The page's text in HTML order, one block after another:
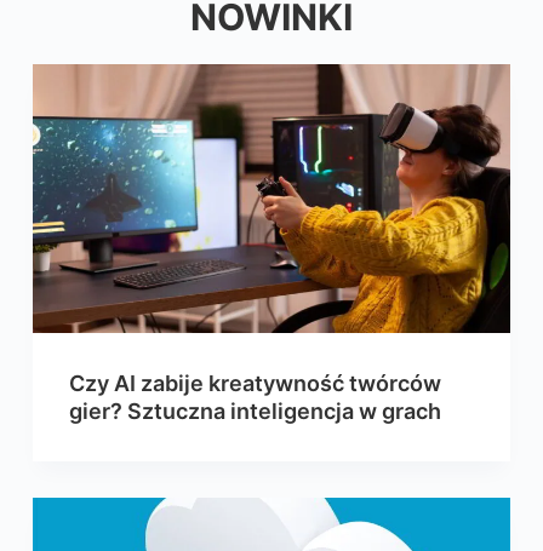
NOWINKI
Czy AI zabije kreatywność twórców
gier? Sztuczna inteligencja w grach